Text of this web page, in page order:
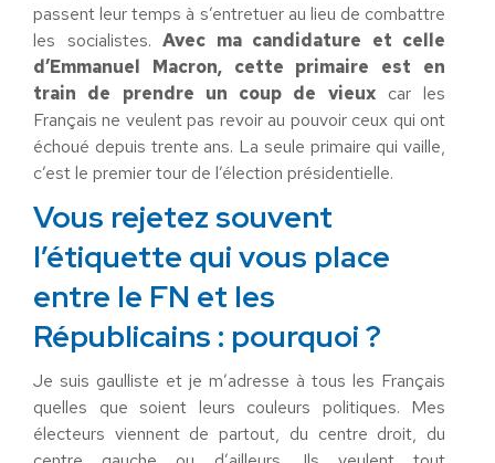
passent leur temps à s’entretuer au lieu de combattre
les socialistes. Avec ma candidature et celle
d’Emmanuel Macron, cette primaire est en
train de prendre un coup de vieuxcar les
Français ne veulent pas revoir au pouvoir ceux qui ont
échoué depuis trente ans. La seule primaire qui vaille,
c’est le premier tour de l’élection présidentielle.
Vous rejetez souvent
l’étiquette qui vous place
entre le FN et les
Républicains : pourquoi ?
Je suis gaulliste et je m’adresse à tous les Français
quelles que soient leurs couleurs politiques. Mes
électeurs viennent de partout, du centre droit, du